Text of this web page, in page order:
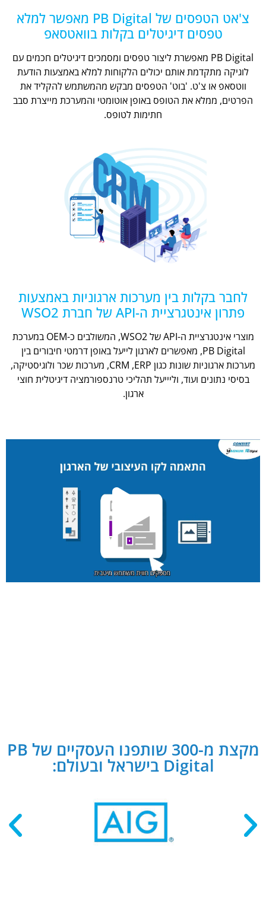
צ'אט הטפסים של PB Digital מאפשר למלא
טפסים דיגיטלים בקלות בוואטסאפ
PB Digital מאפשרת ליצור טפסים ומסמכים דיגיטלים חכמים עם
לוגיקה מתקדמת אותם יכולים הלקוחות למלא באמצעות הודעת
ווטסאפ או צ'ט. 'בוט' הטפסים מבקש מהמשתמש להקליד את
הפרטים, ממלא את הטופס באופן אוטומטי והמערכת מייצרת סבב
חתימות לטופס.
לחבר בקלות בין מערכות ארגוניות באמצעות
פתרון אינטגרציית ה-API של חברת WSO2
מוצרי אינטגרציית ה-API של WSO2, המשולבים כ-OEM במערכת
PB Digital, מאפשרים לארגון לייעל באופן דרמטי חיבורים בין
מערכות ארגוניות שונות כגון CRM ,ERP, מערכות שכר ולוגיסטיקה,
בסיסי נתונים ועוד, וליייעל תהליכי טרנספורמציה דיגיטלית חוצי
ארגון.
מקצת מ-300 שותפנו העסקיים של PB
Digital בישראל ובעולם: